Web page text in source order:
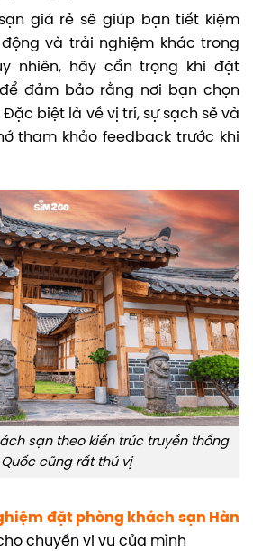
giá rẻ sẽ giúp bạn tiết kiệm
và trải nghiệm khác trong
nhiên, hãy cẩn trọng khi đặt
đảm bảo rằng nơi bạn chọn
biệt là về vị trí, sự sạch sẽ và
tham khảo feedback trước khi
sạn theo kiến trúc truyền thống
cũng rất thú vị
đặt phòng khách sạn Hàn
chuyến vi vu của mình